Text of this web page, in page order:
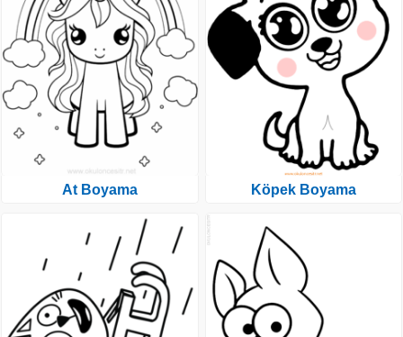
At Boyama Köpek Boyama